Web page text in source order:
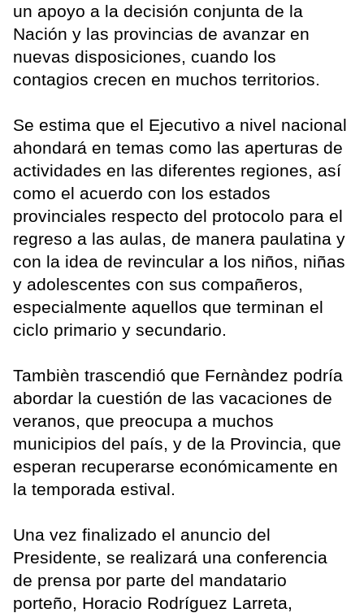
un apoyo a la decisión conjunta de la
Nación y las provincias de avanzar en
nuevas disposiciones, cuando los
contagios crecen en muchos territorios.
Se estima que el Ejecutivo a nivel nacional
ahondará en temas como las aperturas de
actividades en las diferentes regiones, así
como el acuerdo con los estados
provinciales respecto del protocolo para el
regreso a las aulas, de manera paulatina y
con la idea de revincular a los niños, niñas
y adolescentes con sus compañeros,
especialmente aquellos que terminan el
ciclo primario y secundario.
Tambièn trascendió que Fernàndez podría
abordar la cuestión de las vacaciones de
veranos, que preocupa a muchos
municipios del país, y de la Provincia, que
esperan recuperarse económicamente en
la temporada estival.
Una vez finalizado el anuncio del
Presidente, se realizará una conferencia
de prensa por parte del mandatario
porteño, Horacio Rodríguez Larreta,